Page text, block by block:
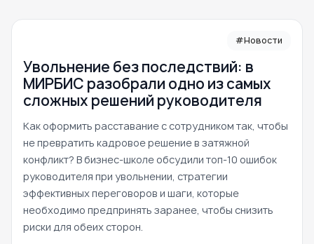
#Новости
Увольнение без последствий: в
МИРБИС разобрали одно из самых
сложных решений руководителя
Как оформить расставание с сотрудником так, чтобы
не превратить кадровое решение в затяжной
конфликт? В бизнес-школе обсудили топ-10 ошибок
руководителя при увольнении, стратегии
эффективных переговоров и шаги, которые
необходимо предпринять заранее, чтобы снизить
риски для обеих сторон.